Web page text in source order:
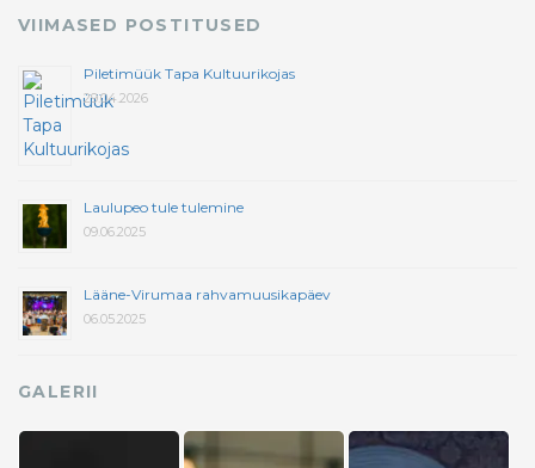
VIIMASED POSTITUSED
Piletimüük Tapa Kultuurikojas
29.04.2026
Laulupeo tule tulemine
09.06.2025
Lääne-Virumaa rahvamuusikapäev
06.05.2025
GALERII